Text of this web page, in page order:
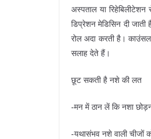
अस्पताल या
डिप्रेशन मेडिसिन दी
रोल अदा करती है।
सलाह देते हैं।
छूट सकती है नशे की लत
-मन में ठान लें कि नशा
-यथासंभव नशे वाली चीजों